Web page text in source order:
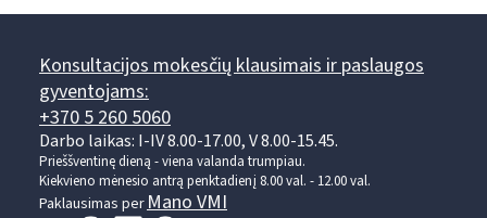
Konsultacijos mokesčių klausimais ir paslaugos
gyventojams:
+370 5 260 5060
Darbo laikas: I-IV 8.00-17.00, V 8.00-15.45.
Prieššventinę dieną - viena valanda trumpiau.
Kiekvieno mėnesio antrą penktadienį 8.00 val. - 12.00 val.
Paklausimas perMano VMI